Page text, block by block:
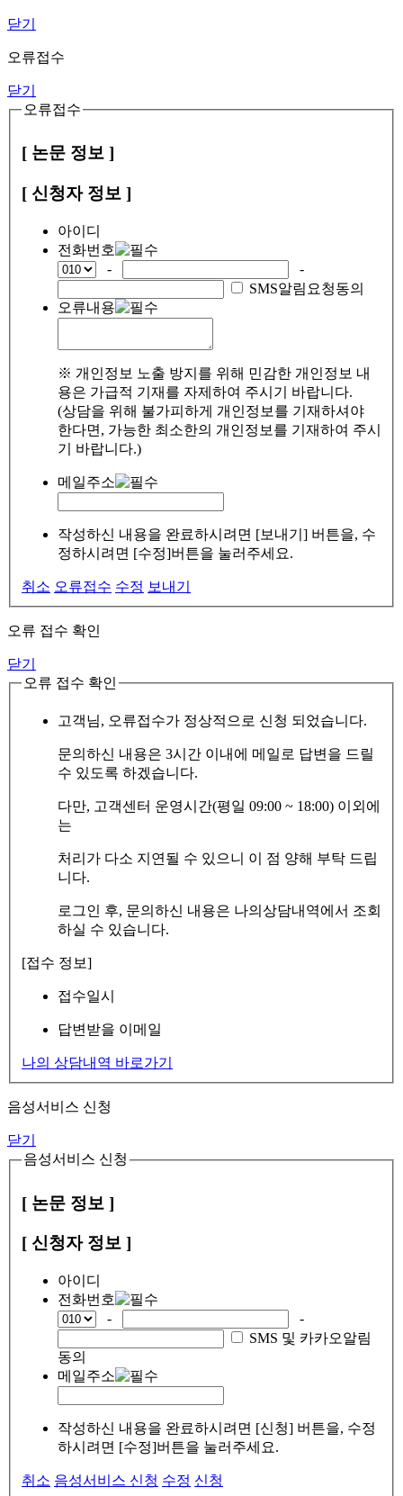
닫기
오류접수
닫기
오류접수
[ 논문 정보 ]
[ 신청자 정보 ]
아이디
전화번호
-
-
SMS알림요청동의
오류내용
※ 개인정보 노출 방지를 위해 민감한 개인정보 내
용은 가급적 기재를 자제하여 주시기 바랍니다.
(상담을 위해 불가피하게 개인정보를 기재하셔야
한다면, 가능한 최소한의 개인정보를 기재하여 주시
기 바랍니다.)
메일주소
작성하신 내용을 완료하시려면 [보내기] 버튼을, 수
정하시려면 [수정]버튼을 눌러주세요.
취소 오류접수 수정 보내기
오류 접수 확인
닫기
오류 접수 확인
고객님, 오류접수가 정상적으로 신청 되었습니다.
문의하신 내용은 3시간 이내에 메일로 답변을 드릴
수 있도록 하겠습니다.
다만, 고객센터 운영시간(평일 09:00 ~ 18:00) 이외에
는
처리가 다소 지연될 수 있으니 이 점 양해 부탁 드립
니다.
로그인 후, 문의하신 내용은 나의상담내역에서 조회
하실 수 있습니다.
[접수 정보]
접수일시
답변받을 이메일
나의 상담내역 바로가기
음성서비스 신청
닫기
음성서비스 신청
[ 논문 정보 ]
[ 신청자 정보 ]
아이디
전화번호
-
-
SMS 및 카카오알림
동의
메일주소
작성하신 내용을 완료하시려면 [신청] 버튼을, 수정
하시려면 [수정]버튼을 눌러주세요.
취소 음성서비스 신청 수정 신청